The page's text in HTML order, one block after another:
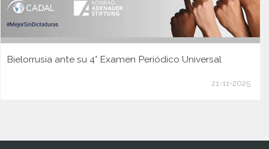
Bielorrusia ante su 4° Examen Periódico Universal
21-11-2025